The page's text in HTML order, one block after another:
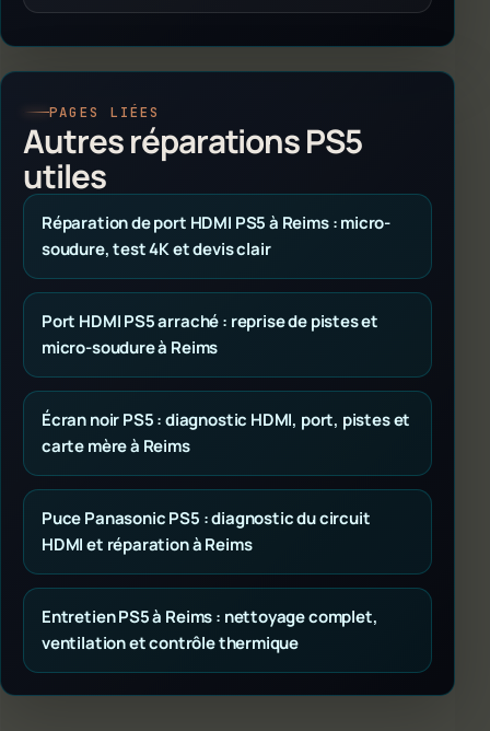
PAGES LIÉES
Autres réparations PS5
utiles
Réparation de port HDMI PS5 à Reims : micro-
soudure, test 4K et devis clair
Port HDMI PS5 arraché : reprise de pistes et
micro-soudure à Reims
Écran noir PS5 : diagnostic HDMI, port, pistes et
carte mère à Reims
Puce Panasonic PS5 : diagnostic du circuit
HDMI et réparation à Reims
Entretien PS5 à Reims : nettoyage complet,
ventilation et contrôle thermique